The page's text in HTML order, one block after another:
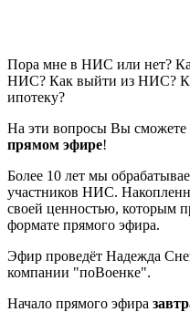
Пора мне в НИС или нет?
НИС? Как выйти из НИС?
ипотеку?
На эти вопросы Вы сможете
прямом эфире!
Более 10 лет мы
участников НИС.
своей ценностью, которым
формате прямого эфира.
Эфир проведёт Надежда
компании "поВоенке".
Начало прямого эфира